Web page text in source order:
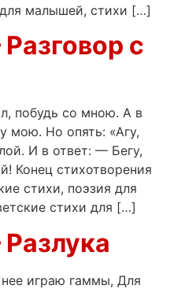
для малышей, стихи […]
с
побудь со мною. А в
мою. Но опять: «Агу,
И в ответ: — Бегу,
Конец стихотворения
стихи, поэзия для
стихи для […]
играю гаммы, Для